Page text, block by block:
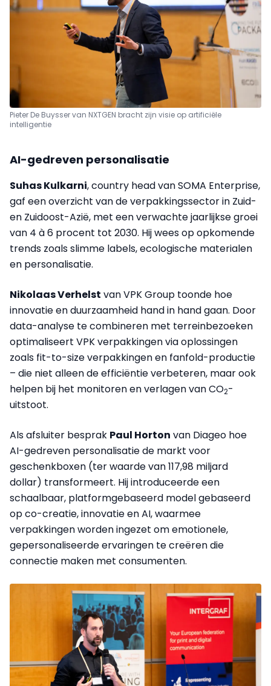
Pieter De Buysser van NXTGEN bracht zijn visie op artificiële
intelligentie
AI-gedreven personalisatie
Suhas Kulkarni, country head van SOMA Enterprise,
gaf een overzicht van de verpakkingssector in Zuid-
en Zuidoost-Azië, met een verwachte jaarlijkse groei
van 4 à 6 procent tot 2030. Hij wees op opkomende
trends zoals slimme labels, ecologische materialen
en personalisatie.
Nikolaas Verhelst van VPK Group toonde hoe
innovatie en duurzaamheid hand in hand gaan. Door
data-analyse te combineren met terreinbezoeken
optimaliseert VPK verpakkingen via oplossingen
zoals fit-to-size verpakkingen en fanfold-productie
– die niet alleen de efficiëntie verbeteren, maar ook
helpen bij het monitoren en verlagen van CO2-
uitstoot.
Als afsluiter besprak Paul Horton van Diageo hoe
AI-gedreven personalisatie de markt voor
geschenkboxen (ter waarde van 117,98 miljard
dollar) transformeert. Hij introduceerde een
schaalbaar, platformgebaseerd model gebaseerd
op co-creatie, innovatie en AI, waarmee
verpakkingen worden ingezet om emotionele,
gepersonaliseerde ervaringen te creëren die
connectie maken met consumenten.